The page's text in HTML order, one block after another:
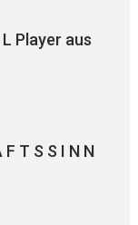
Player aus
T S S I N N